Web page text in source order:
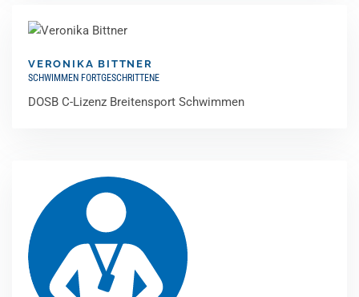
VERONIKA BITTNER
SCHWIMMEN FORTGESCHRITTENE
DOSB C-Lizenz Breitensport Schwimmen